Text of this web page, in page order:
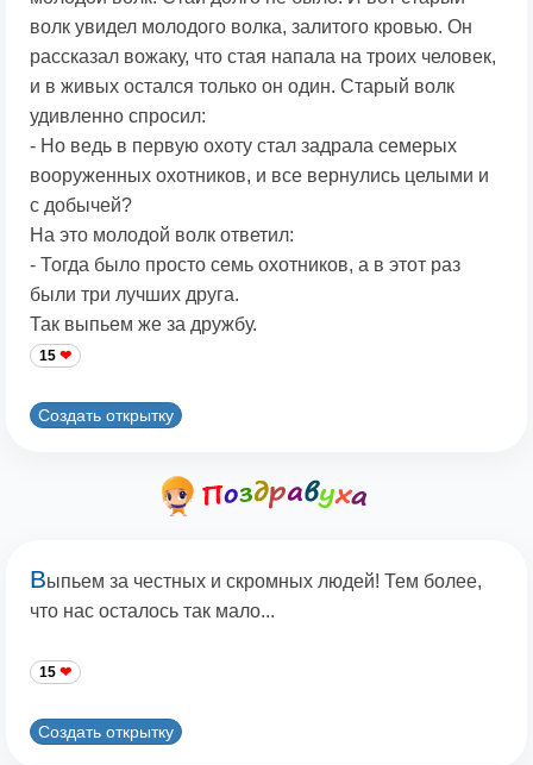
волк увидел молодого волка, залитого кровью. Он
рассказал вожаку, что стая напала на троих человек,
и в живых остался только он один. Старый волк
удивленно спросил:
- Но ведь в первую охоту стал задрала семерых
вооруженных охотников, и все вернулись целыми и
с добычей?
На это молодой волк ответил:
- Тогда было просто семь охотников, а в этот раз
были три лучших друга.
Так выпьем же за дружбу.
15
Создать открытку
Выпьем за честных и скромных людей! Тем более,
что нас осталось так мало...
15
Создать открытку